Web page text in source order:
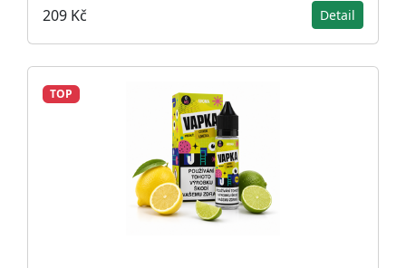
209 Kč Detail
TOP